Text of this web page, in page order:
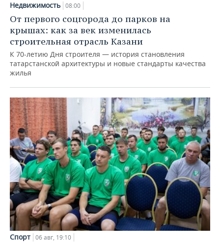
Недвижимость 08:00
От первого соцгорода до парков на
крышах: как за век изменилась
строительная отрасль Казани
К 70-летию Дня строителя — история становления
татарстанской архитектуры и новые стандарты качества
жилья
Спорт 06 авг, 19:10